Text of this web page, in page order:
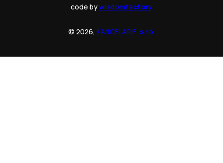
code bywisdomfactory
© 2026, KANCELARIE, s.r.o.